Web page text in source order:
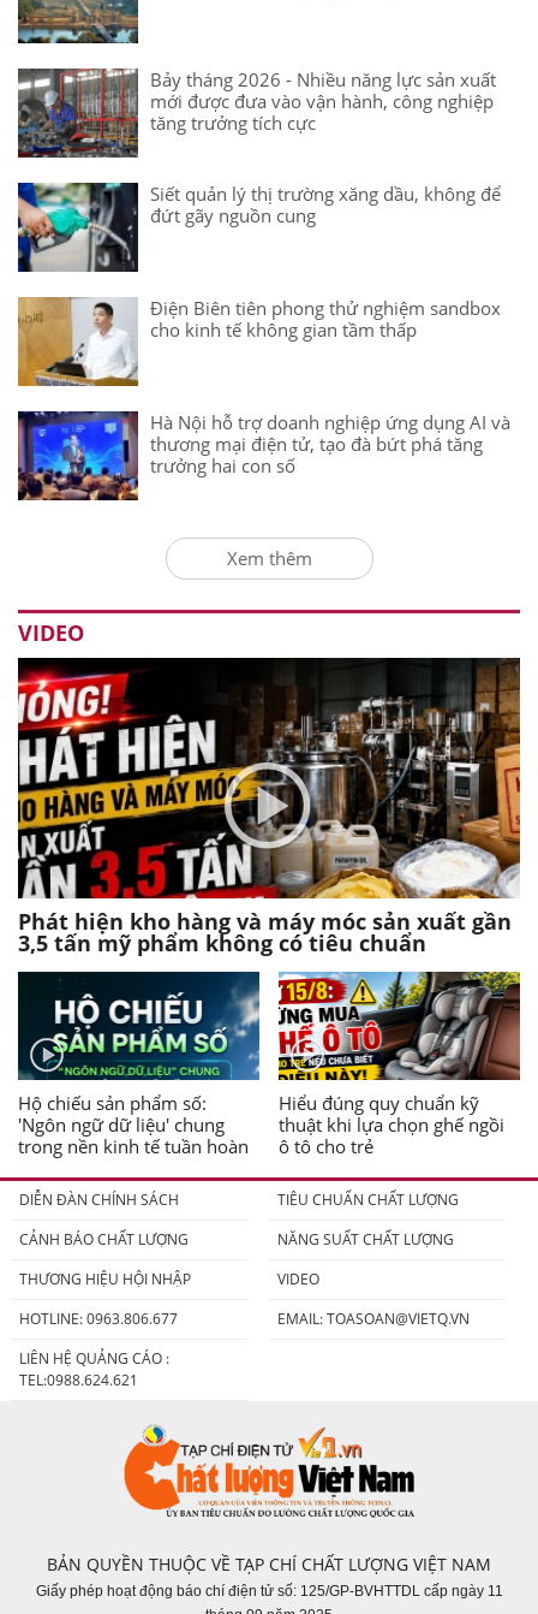
Bảy tháng 2026 - Nhiều năng lực sản xuất
mới được đưa vào vận hành, công nghiệp
tăng trưởng tích cực
Siết quản lý thị trường xăng dầu, không để
đứt gãy nguồn cung
Điện Biên tiên phong thử nghiệm sandbox
cho kinh tế không gian tầm thấp
Hà Nội hỗ trợ doanh nghiệp ứng dụng AI và
thương mại điện tử, tạo đà bứt phá tăng
trưởng hai con số
Xem thêm
VIDEO
Phát hiện kho hàng và máy móc sản xuất gần
3,5 tấn mỹ phẩm không có tiêu chuẩn
Hộ chiếu sản phẩm số:
'Ngôn ngữ dữ liệu' chung
trong nền kinh tế tuần hoàn
Hiểu đúng quy chuẩn kỹ
thuật khi lựa chọn ghế ngồi
ô tô cho trẻ
DIỄN ĐÀN CHÍNH SÁCH
TIÊU CHUẨN CHẤT LƯỢNG
CẢNH BÁO CHẤT LƯỢNG
NĂNG SUẤT CHẤT LƯỢNG
THƯƠNG HIỆU HỘI NHẬP
VIDEO
HOTLINE: 0963.806.677
EMAIL:TOASOAN@VIETQ.VN
LIÊN HỆ QUẢNG CÁO :
TEL:0988.624.621
BẢN QUYỀN THUỘC VỀ TẠP CHÍ CHẤT LƯỢNG VIỆT NAM
Giấy phép hoạt động báo chí điện tử số: 125/GP-BVHTTDL cấp ngày 11